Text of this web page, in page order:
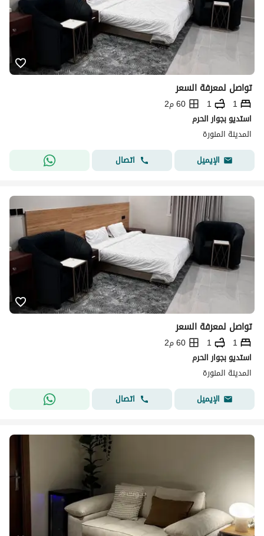
تواصل لمعرفة السعر
1
1
60 م2
استديو بجوار الحرم
المدينة المنورة
الإيميل
اتصال
تواصل لمعرفة السعر
1
1
60 م2
استديو بجوار الحرم
المدينة المنورة
الإيميل
اتصال